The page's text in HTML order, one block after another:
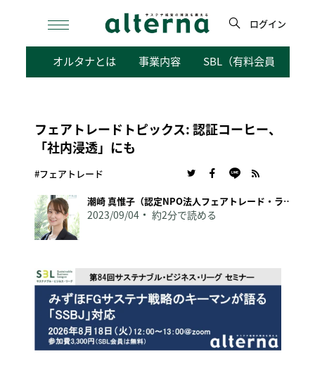
検
ログイン
オルタナとは 事業内容 SBL（有料会員向けサ
フェアトレードトピックス: 認証コーヒー、
「社内浸透」にも
#フェアトレード
潮崎 真惟子（認定NPO法人フェアトレード・ラベル・ジャパン事務局長）
2023/09/04 約2分で読める